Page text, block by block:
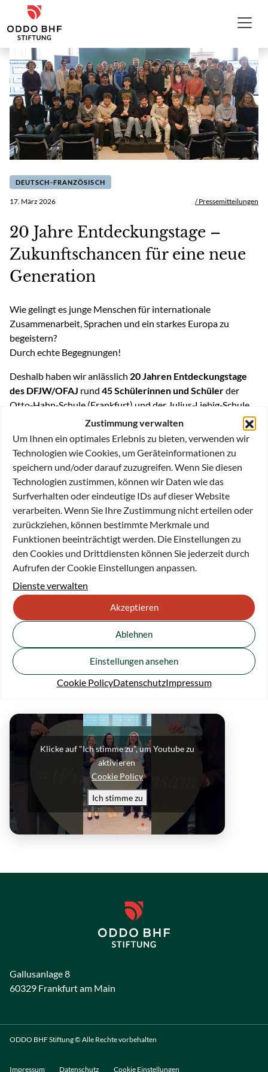
Zustimmung verwalten
Um Ihnen ein optimales Erlebnis zu bieten, verwenden wir
Technologien wie Cookies, um Geräteinformationen zu
speichern und/oder darauf zuzugreifen. Wenn Sie diesen
Technologien zustimmen, können wir Daten wie das
Surfverhalten oder eindeutige IDs auf dieser Website
verarbeiten. Wenn Sie Ihre Zustimmung nicht erteilen oder
zurückziehen, können bestimmte Merkmale und
Funktionen beeinträchtigt werden. Die Einstellungen zu
den Cookies und Drittdiensten können Sie jederzeit durch
Aufrufen der Cookie Einstellungen anpassen.
Dienste verwalten
Akzeptieren
Ablehnen
Einstellungen ansehen
Cookie PolicyDatenschutzImpressum
Zum Inhalt
ODDO BHF Stiftung
DEUTSCH-FRANZÖSISCH
17. März 2026 / Pressemitteilungen
20 Jahre Entdeckungstage –
Zukunftschancen für eine neue
Generation
Wie gelingt es junge Menschen für internationale
Zusammenarbeit, Sprachen und ein starkes Europa zu
begeistern?
Durch echte Begegnungen!
Deshalb haben wir anlässlich 20 Jahren Entdeckungstage
des DFJW/OFAJ rund 45 Schülerinnen und Schülerder
Otto‑Hahn‑Schule (Frankfurt) und der Julius‑Liebig‑Schule
(Darmstadt) zu einem besonderen Projekttag in der
ODDO
BHF Gruppe
empfangen.
Der Höhepunkt des Tages war einePodiumsdiskussion
vier Mitgliedern des Netzwerks der
Conseillers du Commerce Extérieur de la France (CCE).
Die Panelgäste, allesamt gebürtige
Französinnen und Franzosen in Führungspositionen in
Deutschland, berichteten, wie ihre
deutsch‑französische Biografie ihre Laufbahn geprägt hat
und welche Perspektiven daraus
entstanden sind. Moderiert wurde das Gespräch von
Evelyne Freitag, langjährige Finanzvorständin
(CFO) internationaler Unternehmen und heute in mehreren
Aufsichtsräten aktiv. Die Schülerinnen
und Schüler stellten zahlreiche Fragen zu Karrierewegen,
Unternehmenskultur und zum Alltag in
internationalen Teams.
Hier geht es zurPressemitteilung
Klicke auf "Ich stimme zu", um Youtube zu
aktivieren
Cookie Policy
Ich stimme zu
Gallusanlage 8
60329 Frankfurt am Main
ODDO BHF Stiftung © Alle Rechte vorbehalten
Impressum Datenschutz Cookie Einstellungen